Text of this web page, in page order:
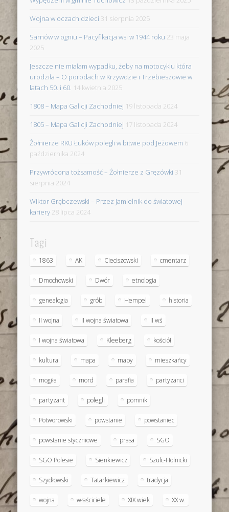
Wojna w oczach dzieci 31 sierpnia 2025
Sarnów w ogniu – Pacyfikacja wsi w 1944 roku 23 maja
2025
Jeszcze nie miałam wypadku, żeby na motocyklu która
urodziła – O porodach w Krzywdzie i Trzebieszowie w
latach 50. i 60. 14 kwietnia 2025
1808 – Mapa Galicji Zachodniej 19 listopada 2024
1805 – Mapa Galicji Zachodniej 17 listopada 2024
Żołnierze RKU Łuków polegli w bitwie pod Jeżowem 6
października 2024
Przywrócona tożsamość – Żołnierze z Gręzówki 31
sierpnia 2024
Wiktor Grąbczewski – Przez Jamielnik do światowej
kariery 28 lipca 2024
Tagi
1863 AK Cieciszowski cmentarz
Dmochowski Dwór etnologia
genealogia grób Hempel historia
II wojna II wojna światowa II wś
I wojna światowa Kleeberg kościół
kultura mapa mapy mieszkańcy
mogiła mord parafia partyzanci
partyzant polegli pomnik
Potworowski powstanie powstaniec
powstanie styczniowe prasa SGO
SGO Polesie Sienkiewicz Szulc-Holnicki
Szydłowski Tatarkiewicz tradycja
wojna właściciele XIX wiek XX w.